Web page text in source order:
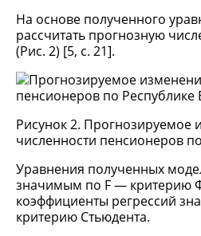
На основе полученного
рассчитать прогнозную
(Рис. 2) [5, с. 21].
Рисунок 2. Прогнозируемое
численности пенсионеров
Уравнения полученных
значимым по F — критерию
коэффициенты регрессий
критерию Стьюдента.